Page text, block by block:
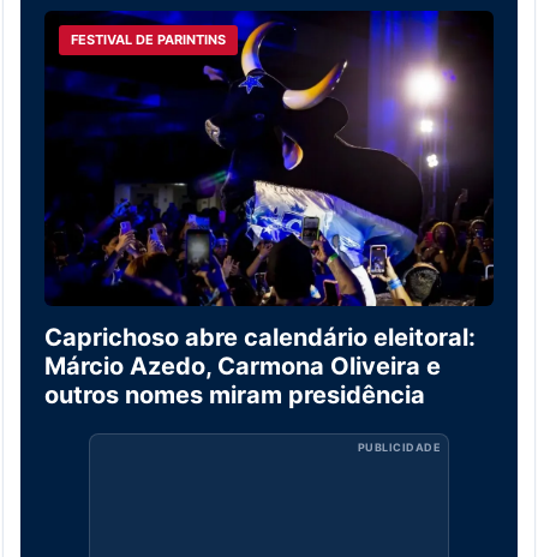
FESTIVAL DE PARINTINS
Caprichoso abre calendário eleitoral:
Márcio Azedo, Carmona Oliveira e
outros nomes miram presidência
PUBLICIDADE